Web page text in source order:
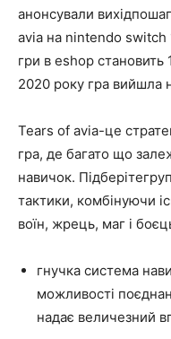
анонсували
avia на nintendo switch
гри в eshop становить
2020 року гра вийшла
Tears of avia-це
гра, де багато що
навичок.
тактики, комбінуючи
воїн, жрець, маг і
гнучка система
можливості
надає величезний